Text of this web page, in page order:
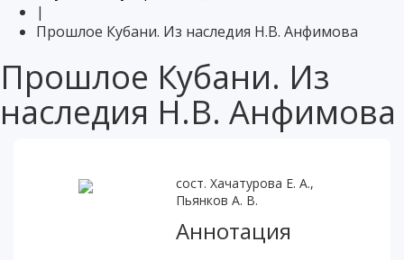
|
Прошлое Кубани. Из наследия Н.В. Анфимова
Прошлое Кубани. Из
наследия Н.В. Анфимова
сост. Хачатурова Е. А.,
Пьянков А. В.
Аннотация